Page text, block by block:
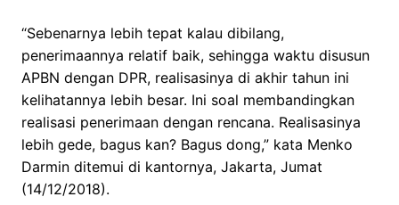
“Sebenarnya lebih tepat kalau dibilang,
penerimaannya relatif baik, sehingga waktu disusun
APBN dengan DPR, realisasinya di akhir tahun ini
kelihatannya lebih besar. Ini soal membandingkan
realisasi penerimaan dengan rencana. Realisasinya
lebih gede, bagus kan? Bagus dong,” kata Menko
Darmin ditemui di kantornya, Jakarta, Jumat
(14/12/2018).